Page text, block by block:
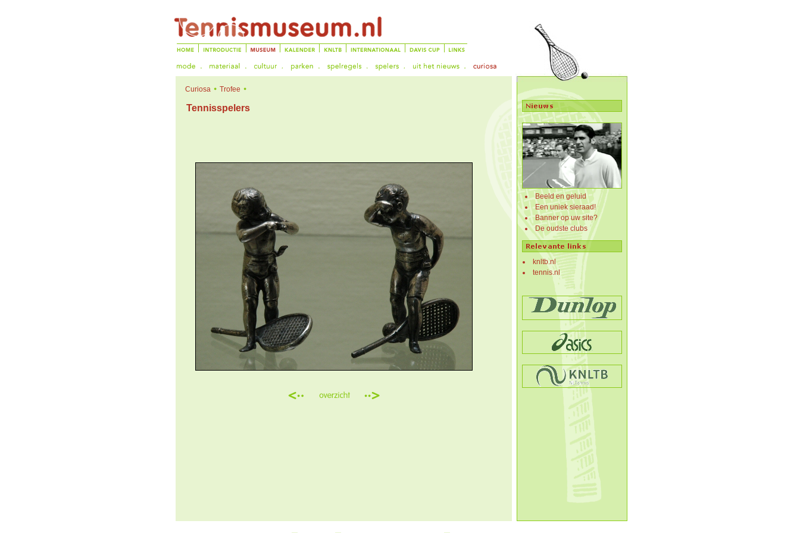
Curiosa Trofee
Tennisspelers
Beeld en geluid
Een uniek sieraad!
Banner op uw site?
De oudste clubs
knltb.nl
tennis.nl